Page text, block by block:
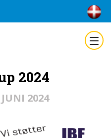
2024
2024